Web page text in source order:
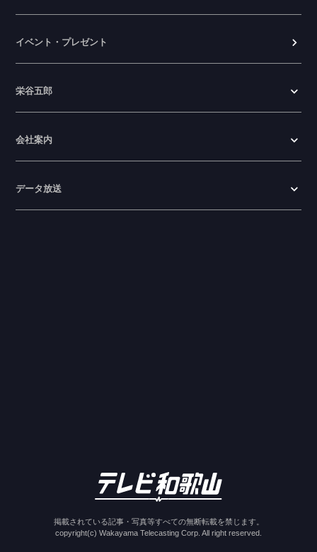
イベント・プレゼント
栄谷五郎
会社案内
データ放送
掲載されている記事・写真等すべての無断転載を禁じます。
copyright(c) Wakayama Telecasting Corp. All right reserved.